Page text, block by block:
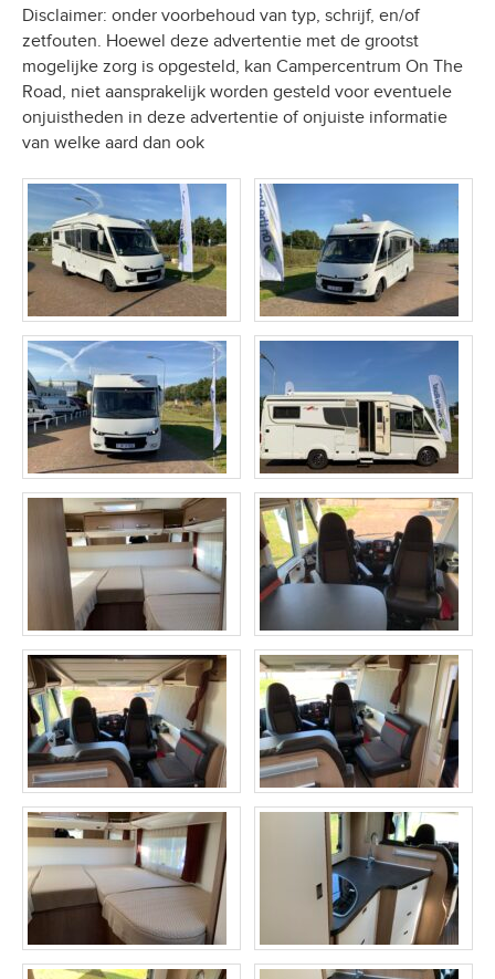
Disclaimer: onder voorbehoud van typ, schrijf, en/of
zetfouten. Hoewel deze advertentie met de grootst
mogelijke zorg is opgesteld, kan Campercentrum On The
Road, niet aansprakelijk worden gesteld voor eventuele
onjuistheden in deze advertentie of onjuiste informatie
van welke aard dan ook